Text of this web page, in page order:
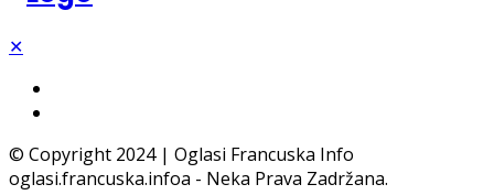
✕
© Copyright 2024 | Oglasi Francuska Info
oglasi.francuska.infoa - Neka Prava Zadržana.